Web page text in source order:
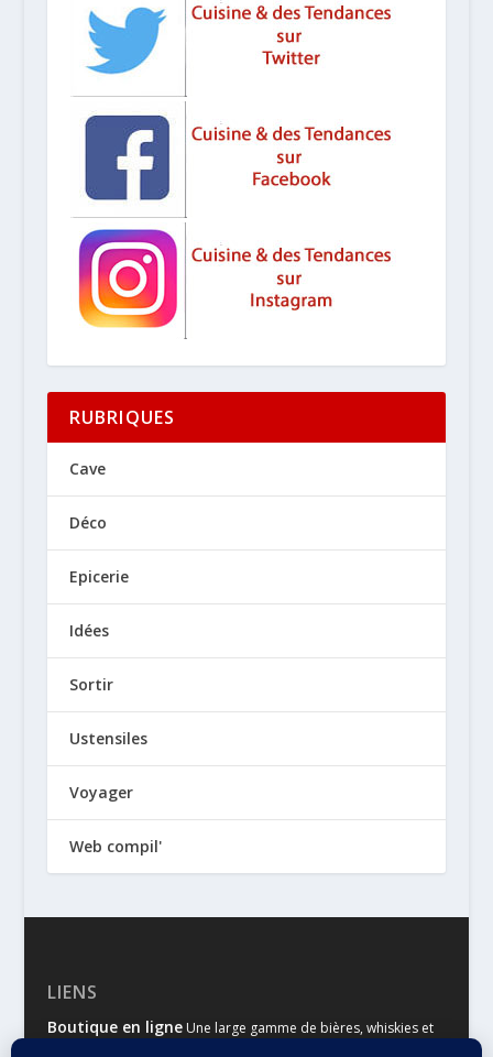
RUBRIQUES
Cave
Déco
Epicerie
Idées
Sortir
Ustensiles
Voyager
Web compil'
LIENS
Boutique en ligneUne large gamme de bières, whiskies et